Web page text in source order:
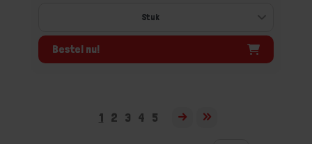
Bestel nu!
1 2 3 4 5